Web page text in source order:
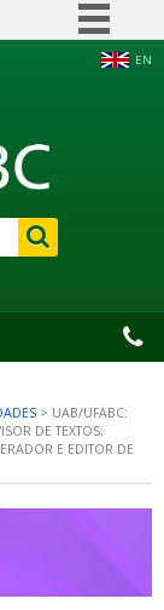
EN
> UAB/UFABC:
DE TEXTOS;
E EDITOR DE